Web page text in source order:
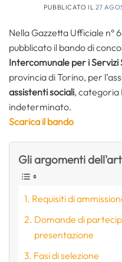
PUBBLICATO IL 27
Nella Gazzetta Ufficiale n°
pubblicato il bando di
Intercomunale per i Servizi
provincia di Torino, per
assistenti sociali, categoria
indeterminato.
Scarica il bando
Gli argomenti
Requisiti di
Domande di
presentazione
Fasi di selezione